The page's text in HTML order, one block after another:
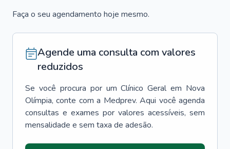
Faça o seu agendamento hoje mesmo.
Agende uma consulta com valores
reduzidos
Se você procura por um Clínico Geral em Nova
Olímpia, conte com a Medprev. Aqui você agenda
consultas e exames por valores acessíveis, sem
mensalidade e sem taxa de adesão.